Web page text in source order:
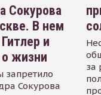
Сокурова
В нем
и
жизни
запретило
Сокурова
за